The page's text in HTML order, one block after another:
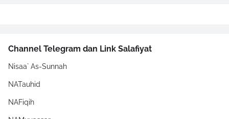
Channel Telegram dan Link Salafiyat
Nisaa` As-Sunnah
NATauhid
NAFiqih